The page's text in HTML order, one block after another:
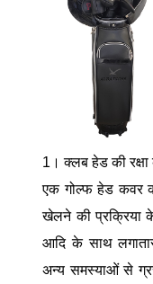
1। क्लब हेड की
एक गोल्फ हेड कवर
खेलने की प्रक्रिया
आदि के साथ
अन्य समस्याओं से